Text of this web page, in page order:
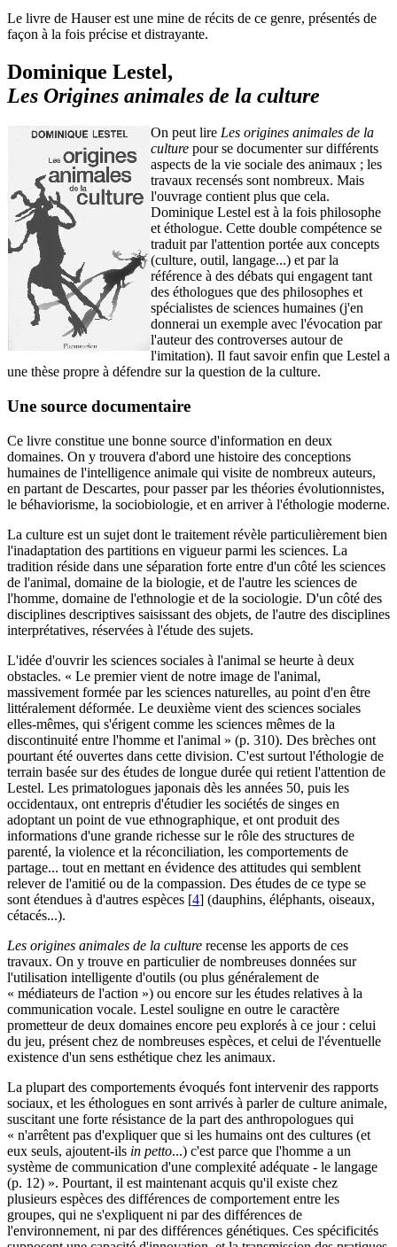
Le livre de Hauser est une mine de récits de ce genre, présentés de
façon à la fois précise et distrayante.
Dominique Lestel,
Les Origines animales de la culture
On peut lire Les origines animales de la
culture pour se documenter sur différents
aspects de la vie sociale des animaux ; les
travaux recensés sont nombreux. Mais
l'ouvrage contient plus que cela.
Dominique Lestel est à la fois philosophe
et éthologue. Cette double compétence se
traduit par l'attention portée aux concepts
(culture, outil, langage...) et par la
référence à des débats qui engagent tant
des éthologues que des philosophes et
spécialistes de sciences humaines (j'en
donnerai un exemple avec l'évocation par
l'auteur des controverses autour de
l'imitation). Il faut savoir enfin que Lestel a
une thèse propre à défendre sur la question de la culture.
Une source documentaire
Ce livre constitue une bonne source d'information en deux
domaines. On y trouvera d'abord une histoire des conceptions
humaines de l'intelligence animale qui visite de nombreux auteurs,
en partant de Descartes, pour passer par les théories évolutionnistes,
le béhaviorisme, la sociobiologie, et en arriver à l'éthologie moderne.
La culture est un sujet dont le traitement révèle particulièrement bien
l'inadaptation des partitions en vigueur parmi les sciences. La
tradition réside dans une séparation forte entre d'un côté les sciences
de l'animal, domaine de la biologie, et de l'autre les sciences de
l'homme, domaine de l'ethnologie et de la sociologie. D'un côté des
disciplines descriptives saisissant des objets, de l'autre des disciplines
interprétatives, réservées à l'étude des sujets.
L'idée d'ouvrir les sciences sociales à l'animal se heurte à deux
obstacles. « Le premier vient de notre image de l'animal,
massivement formée par les sciences naturelles, au point d'en être
littéralement déformée. Le deuxième vient des sciences sociales
elles-mêmes, qui s'érigent comme les sciences mêmes de la
discontinuité entre l'homme et l'animal » (p. 310). Des brèches ont
pourtant été ouvertes dans cette division. C'est surtout l'éthologie de
terrain basée sur des études de longue durée qui retient l'attention de
Lestel. Les primatologues japonais dès les années 50, puis les
occidentaux, ont entrepris d'étudier les sociétés de singes en
adoptant un point de vue ethnographique, et ont produit des
informations d'une grande richesse sur le rôle des structures de
parenté, la violence et la réconciliation, les comportements de
partage... tout en mettant en évidence des attitudes qui semblent
relever de l'amitié ou de la compassion. Des études de ce type se
sont étendues à d'autres espèces [4] (dauphins, éléphants, oiseaux,
cétacés...).
Les origines animales de la culture recense les apports de ces
travaux. On y trouve en particulier de nombreuses données sur
l'utilisation intelligente d'outils (ou plus généralement de
« médiateurs de l'action ») ou encore sur les études relatives à la
communication vocale. Lestel souligne en outre le caractère
prometteur de deux domaines encore peu explorés à ce jour : celui
du jeu, présent chez de nombreuses espèces, et celui de l'éventuelle
existence d'un sens esthétique chez les animaux.
La plupart des comportements évoqués font intervenir des rapports
sociaux, et les éthologues en sont arrivés à parler de culture animale,
suscitant une forte résistance de la part des anthropologues qui
« n'arrêtent pas d'expliquer que si les humains ont des cultures (et
eux seuls, ajoutent-ils in petto...) c'est parce que l'homme a un
système de communication d'une complexité adéquate - le langage
(p. 12) ». Pourtant, il est maintenant acquis qu'il existe chez
plusieurs espèces des différences de comportement entre les
groupes, qui ne s'expliquent ni par des différences de
l'environnement, ni par des différences génétiques. Ces spécificités